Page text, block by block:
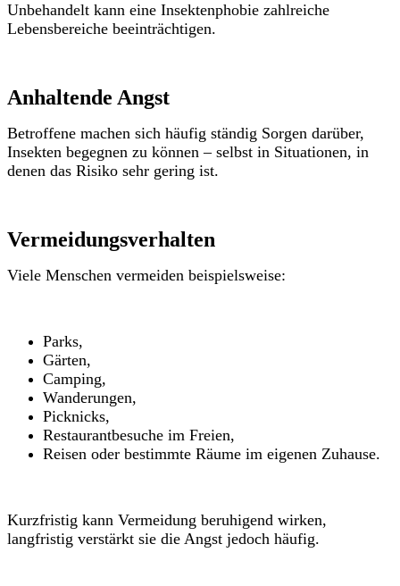
Unbehandelt kann eine Insektenphobie zahlreiche
Lebensbereiche beeinträchtigen.
Anhaltende Angst
Betroffene machen sich häufig ständig Sorgen darüber,
Insekten begegnen zu können – selbst in Situationen, in
denen das Risiko sehr gering ist.
Vermeidungsverhalten
Viele Menschen vermeiden beispielsweise:
Parks,
Gärten,
Camping,
Wanderungen,
Picknicks,
Restaurantbesuche im Freien,
Reisen oder bestimmte Räume im eigenen Zuhause.
Kurzfristig kann Vermeidung beruhigend wirken,
langfristig verstärkt sie die Angst jedoch häufig.